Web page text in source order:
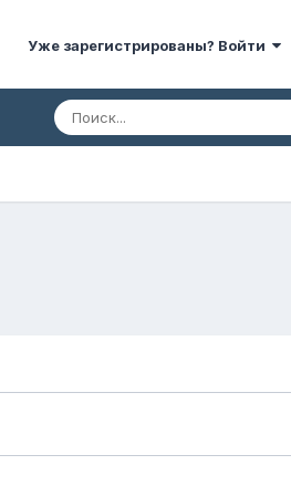
Уже зарегистрированы? Войти